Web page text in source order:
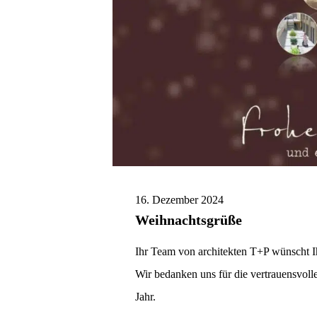
16. Dezember 2024
Weihnachtsgrüße
Ihr Team von architekten T+P wünscht
Wir bedanken uns für die
Jahr.